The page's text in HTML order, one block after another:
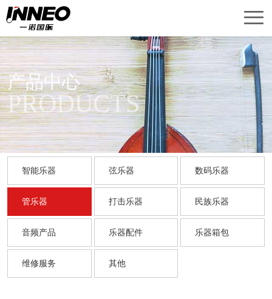
首
页
产
品
中
心
关
于
我
们
新
闻
中
销
售
技
English
Version
产品中心
PRODUCTS
智能乐器 弦乐器 数码乐器
管乐器 打击乐器 民族乐器
音频产品 乐器配件 乐器箱包
维修服务 其他